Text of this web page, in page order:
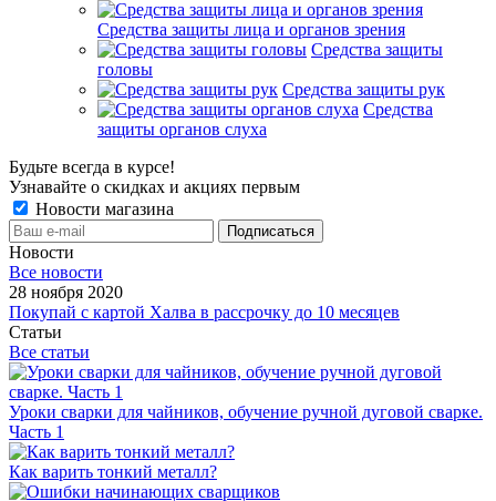
Средства защиты лица и органов зрения
Средства защиты
головы
Средства защиты рук
Средства
защиты органов слуха
Будьте всегда в курсе!
Узнавайте о скидках и акциях первым
Новости магазина
Новости
Все новости
28 ноября 2020
Покупай с картой Халва в рассрочку до 10 месяцев
Статьи
Все статьи
Уроки сварки для чайников, обучение ручной дуговой сварке.
Часть 1
Как варить тонкий металл?